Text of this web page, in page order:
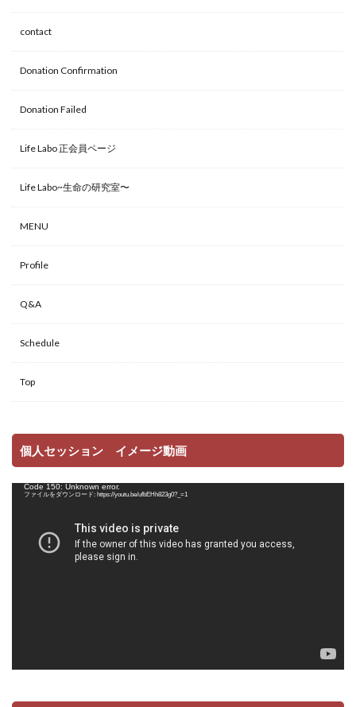
contact
Donation Confirmation
Donation Failed
Life Labo 正会員ページ
Life Labo~生命の研究室〜
MENU
Profile
Q&A
Schedule
Top
個人セッション イメージ動画
動 Code 150: Unknown error.
ファイルをダウンロード: https://youtu.be/ufbEHh823g0?_=1